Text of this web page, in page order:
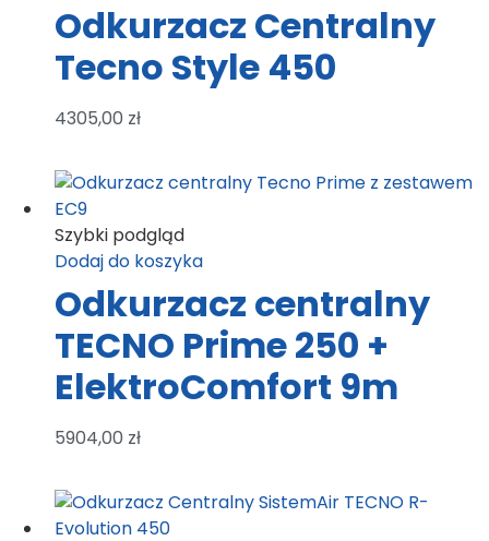
Odkurzacz Centralny
Tecno Style 450
4305,00 zł
Szybki podgląd
Dodaj do koszyka
Odkurzacz centralny
TECNO Prime 250 +
ElektroComfort 9m
5904,00 zł